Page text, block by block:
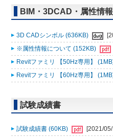
BIM・3DCAD・属性情報
3D CADシンボル (636KB)
※属性情報について (152KB)
Revitファミリ 【50Hz専用】
Revitファミリ 【60Hz専用】
試験成績書
試験成績書 (60KB) [2021/